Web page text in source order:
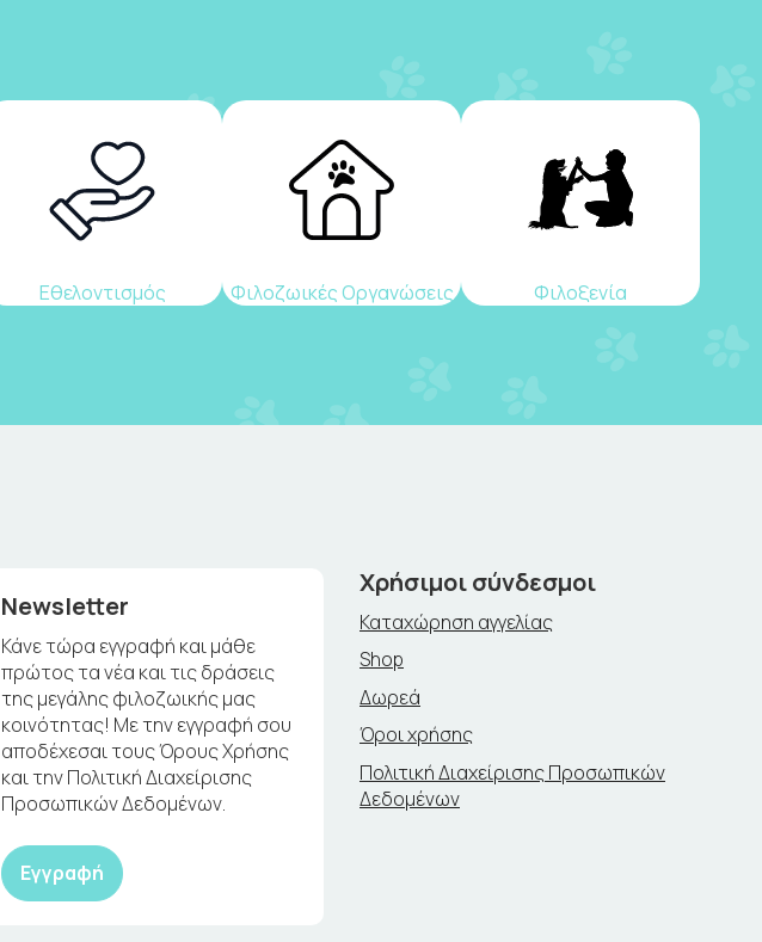
Εθελοντισμός Φιλοζωικές Οργανώσεις Φιλοξενία
Newsletter
Κάνε τώρα εγγραφή και μάθε
πρώτος τα νέα και τις δράσεις
της μεγάλης φιλοζωικής μας
κοινότητας! Με την εγγραφή σου
αποδέχεσαι τους Όρους Χρήσης
και την Πολιτική Διαχείρισης
Προσωπικών Δεδομένων.
Εγγραφή
Χρήσιμοι σύνδεσμοι
Καταχώρηση αγγελίας
Shop
Δωρεά
Όροι χρήσης
Πολιτική Διαχείρισης Προσωπικών
Δεδομένων